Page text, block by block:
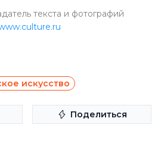
текста и фотографий
искусство
Поделиться